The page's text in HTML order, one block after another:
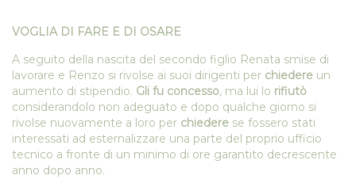
VOGLIA DI FARE E DI OSARE
A seguito della nascita del secondo figlio Renata smise di
lavorare e Renzo si rivolse ai suoi dirigenti per chiedere un
aumento di stipendio. Gli fu concesso, ma lui lo rifiutò
considerandolo non adeguato e dopo qualche giorno si
rivolse nuovamente a loro per chiedere se fossero stati
interessati ad esternalizzare una parte del proprio ufficio
tecnico a fronte di un minimo di ore garantito decrescente
anno dopo anno.